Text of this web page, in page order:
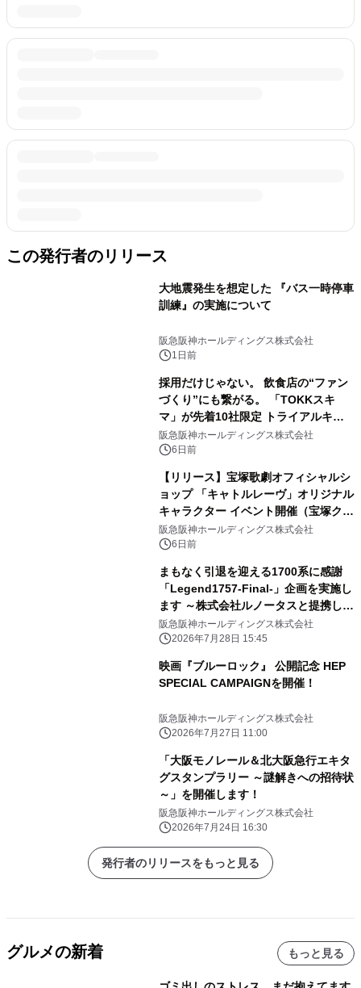
この発行者のリリース
大地震発生を想定した 『バス一時停車
訓練』の実施について
阪急阪神ホールディングス株式会社
1日前
採用だけじゃない。 飲食店の“ファン
づくり”にも繋がる。 「TOKKスキ
マ」が先着10社限定 トライアルキャ
ンペーンを開始
阪急阪神ホールディングス株式会社
6日前
【リリース】宝塚歌劇オフィシャルシ
ョップ 「キャトルレーヴ」オリジナル
キャラクター イベント開催（宝塚クリ
エイティブアーツ）
阪急阪神ホールディングス株式会社
6日前
まもなく引退を迎える1700系に感謝
「Legend1757-Final-」企画を実施し
ます ～株式会社ルノータスと提携し
「Legend1757記念腕時計」を発売し
ます～
阪急阪神ホールディングス株式会社
2026年7月28日 15:45
映画『ブルーロック』 公開記念 HEP
SPECIAL CAMPAIGNを開催！
阪急阪神ホールディングス株式会社
2026年7月27日 11:00
「大阪モノレール＆北大阪急行エキタ
グスタンプラリー ～謎解きへの招待状
～」を開催します！
阪急阪神ホールディングス株式会社
2026年7月24日 16:30
発行者のリリースをもっと見る
グルメの新着 もっと見る